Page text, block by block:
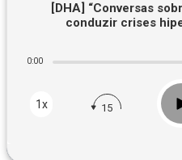
[DHA] “Conversas
conduzir crises
0:00
1x 15